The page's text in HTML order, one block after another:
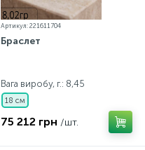
Артикул: 221611704
Браслет
Вага виробу, г.: 8,45
18 см
75 212 грн /шт.